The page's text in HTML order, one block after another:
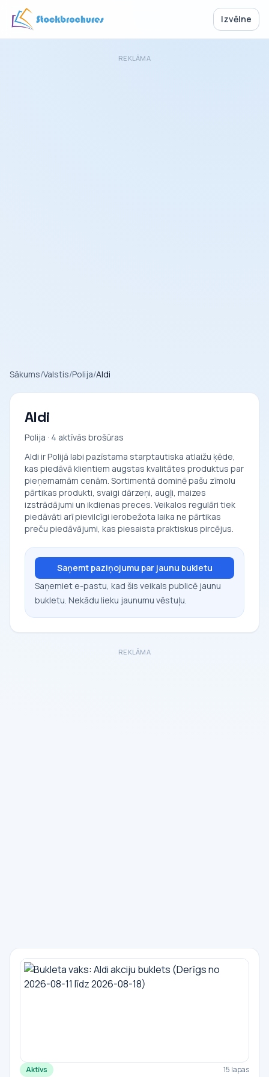
Izvēlne
REKLĀMA
Sākums/Valstis/Polija/Aldi
Aldi
Polija · 4 aktīvās brošūras
Aldi ir Polijā labi pazīstama starptautiska atlaižu ķēde,
kas piedāvā klientiem augstas kvalitātes produktus par
pieņemamām cenām. Sortimentā dominē pašu zīmolu
pārtikas produkti, svaigi dārzeņi, augļi, maizes
izstrādājumi un ikdienas preces. Veikalos regulāri tiek
piedāvāti arī pievilcīgi ierobežota laika ne pārtikas
preču piedāvājumi, kas piesaista praktiskus pircējus.
Saņemt paziņojumu par jaunu bukletu
Saņemiet e-pastu, kad šis veikals publicē jaunu
bukletu. Nekādu lieku jaunumu vēstuļu.
REKLĀMA
Aktīvs 15 lapas